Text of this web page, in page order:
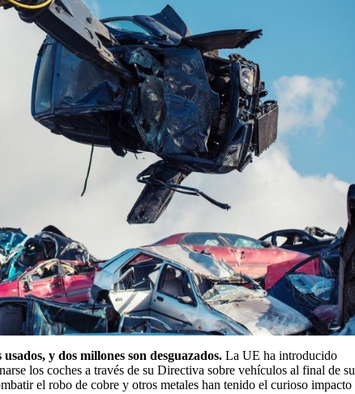
y dos millones son desguazados. La UE ha introducido
los coches a través de su Directiva sobre vehículos al final de su
el robo de cobre y otros metales han tenido el curioso impacto